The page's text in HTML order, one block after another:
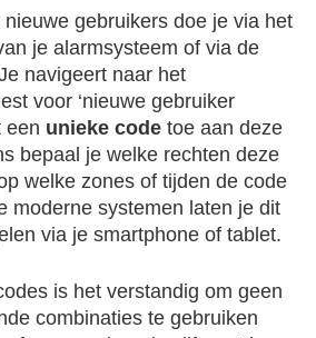
gebruikers doe je via het
je alarmsysteem of via de
navigeert naar het
voor ‘nieuwe gebruiker
een unieke code toe aan deze
bepaal je welke rechten deze
welke zones of tijden de code
moderne systemen laten je dit
via je smartphone of tablet.
is het verstandig om geen
combinaties te gebruiken